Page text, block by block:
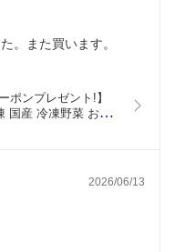
。また買います。
ポンプレゼント!】
国産 冷凍野菜 お手
2026/06/13